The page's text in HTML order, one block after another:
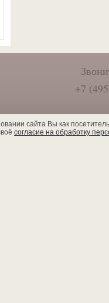
+7
сайта Вы как
согласие на обработку